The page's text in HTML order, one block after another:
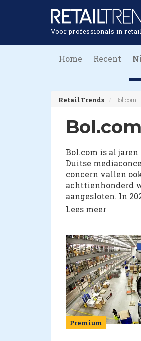
Voor professionals in
Home Recent
RetailTrends Bol.com
Bol.com
Bol.com is al
Duitse
concern vallen
achttienhonderd
aangesloten. In
nog 3,5 miljard
Lees meer
Premium